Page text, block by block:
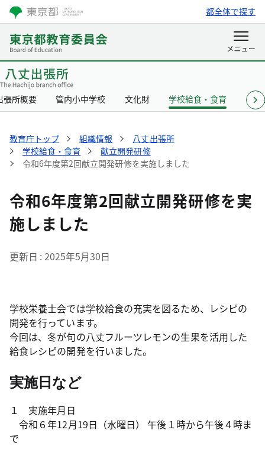
都全体で探す
張所概要 管内小中学校 文化財 学校給食・食育 リン
教育庁トップ 組織情報
八丈出張所
学校給食・食育
献立開発研修
令和6年度第2回献立開発研修を実施しました
令和6年度第2回献立開発研修を実
施しました
更新日 2025年5月30日
学校栄養士会では学校給食の充実を図るため、レシピの
開発を行っています。
今回は、冬が旬の八丈フルーツレモンの生果を活用した
給食レシピの開発を行いました。
実施日など
１ 実施年月日
令和６年12月19日（水曜日） 午後１時から午後４時ま
で